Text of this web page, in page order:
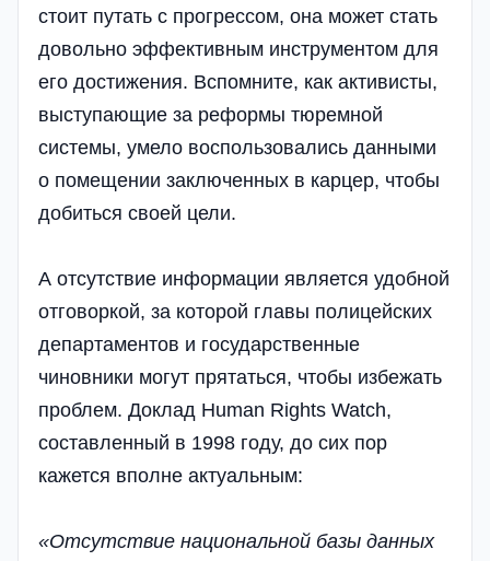
стоит путать с прогрессом, она может стать
довольно эффективным инструментом для
его достижения. Вспомните, как активисты,
выступающие за реформы тюремной
системы, умело воспользовались данными
о помещении заключенных в карцер, чтобы
добиться своей цели.
А отсутствие информации является удобной
отговоркой, за которой главы полицейских
департаментов и государственные
чиновники могут прятаться, чтобы избежать
проблем. Доклад Human Rights Watch,
составленный в 1998 году, до сих пор
кажется вполне актуальным:
«Отсутствие национальной базы данных